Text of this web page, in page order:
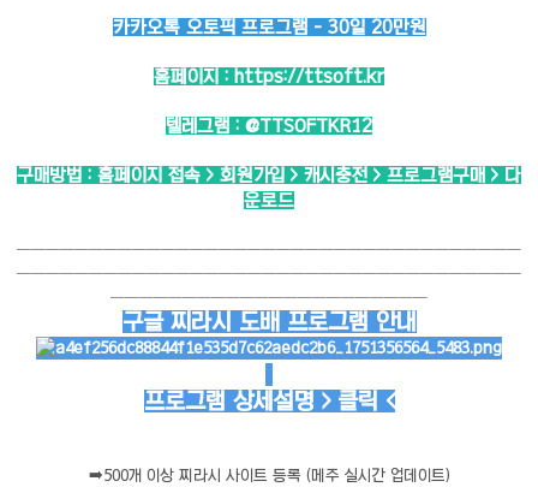
카카오톡 오토픽 프로그램 - 30일 20만원
홈페이지 : https://ttsoft.kr
텔레그램 : @TTSOFTKR12
구매방법 : 홈페이지 접속 > 회원가입 > 캐시충전 > 프로그램구매 > 다
운로드
───────────────────────────────────
───────────────────────────────────
──────────────────────
구글 찌라시 도배 프로그램 안내
프로그램 상세설명 > 클릭 <
➡️500개 이상 찌라시 사이트 등록 (메주 실시간 업데이트)